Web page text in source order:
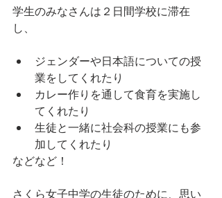
学生のみなさんは２日間学校に滞在
し、
ジェンダーや日本語についての授
業をしてくれたり
カレー作りを通して食育を実施し
てくれたり
生徒と一緒に社会科の授業にも参
加してくれたり
などなど！
さくら女子中学の生徒のために、思い